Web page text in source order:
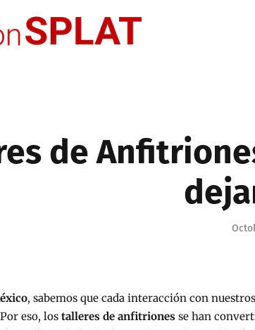
de
, sabemos que cada interacción con
eso, los talleres de anfitriones se han